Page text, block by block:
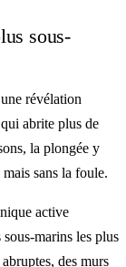
sous-
révélation
abrite plus de
la plongée y
sans la foule.
active
sous-marins les plus
des murs